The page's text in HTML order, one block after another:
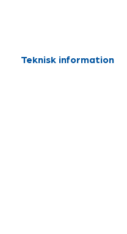
Teknisk information